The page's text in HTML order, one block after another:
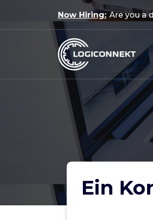
content
Now Hiring: Are you a
Ein